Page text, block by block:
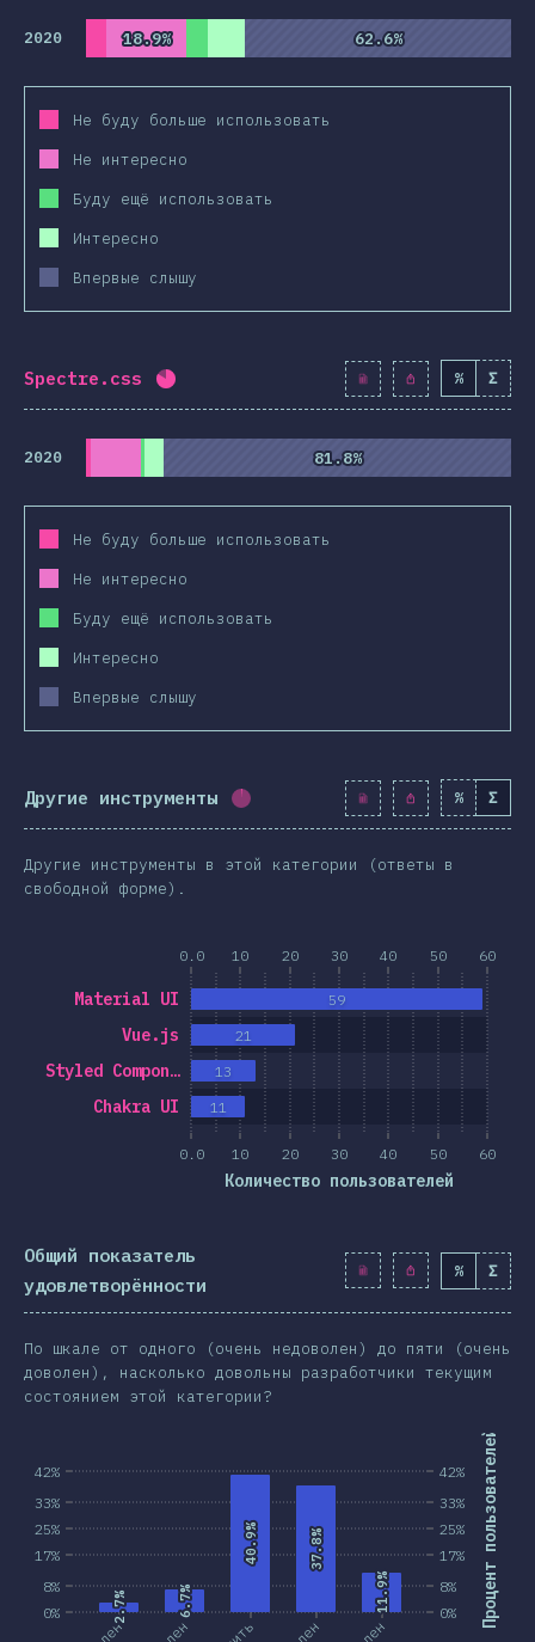
2020 18.9%
18.9% 62.6%
62.6%
Не буду больше использовать
Не интересно
Буду ещё использовать
Интересно
Впервые слышу
Spectre.css Процент заполнения: 81.9% 9410 )
% Σ
2020 81.8%
81.8%
Не буду больше использовать
Не интересно
Буду ещё использовать
Интересно
Впервые слышу
Другие инструменты Процент заполнения: 1.7
% Σ
Другие инструменты в этой категории (ответы в
свободной форме).
0.0 10 20 30 40 50 60
0.0 10 20 30 40 50 60
Количество пользователей
Chakra UI
Styled Compon…
Vue.js
Material UI
11
13
21
59
Общий показатель
удовлетворённости
% Σ
По шкале от одного (очень недоволен) до пяти (очень
доволен), насколько довольны разработчики текущим
состоянием этой категории?
0%
8%
17%
25%
33%
42% Процент пользователей
0%
8%
17%
25%
33%
42%
2.7%
2.7% 6.7%
6.7%
40.9%
40.9% 37.8%
37.8%
11.9%
11.9%